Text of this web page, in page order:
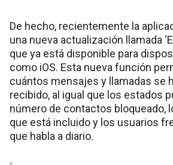
De hecho, recientemente la
una nueva actualización llamada
que ya está disponible para
como iOS. Esta nueva función
cuántos mensajes y llamadas se
recibido, al igual que los estados
número de contactos bloqueado,
que está incluido y los usuarios
que habla a diario.